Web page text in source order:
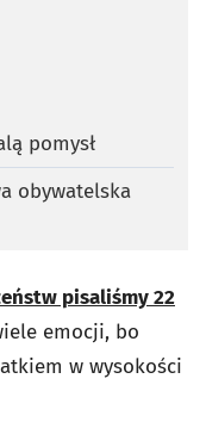
pomysł
obywatelska
pisaliśmy 22
emocji, bo
w wysokości